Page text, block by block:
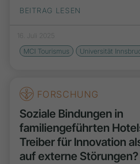
BEITRAG LESEN
16. Juli 2025
MCI Tourismus
Universität
FORSCHUNG
Soziale Bindungen in
familiengeführten
Treiber für Innovation
auf externe Störungen?